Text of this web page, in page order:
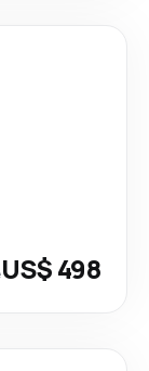
US$ 498